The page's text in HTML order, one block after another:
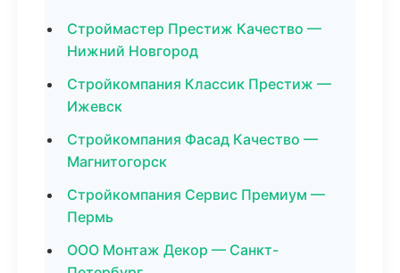
Строймастер Престиж Качество —
Нижний Новгород
Стройкомпания Классик Престиж —
Ижевск
Стройкомпания Фасад Качество —
Магнитогорск
Стройкомпания Сервис Премиум —
Пермь
ООО Монтаж Декор — Санкт-